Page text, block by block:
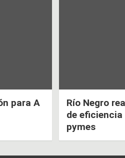
para A
Río Negro
de
pymes